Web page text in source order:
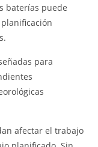
baterías puede
para
afectar el trabajo